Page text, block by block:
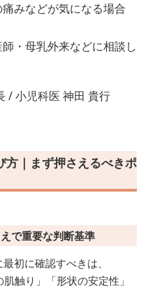
みなどが気になる場合
・母乳外来などに相談し
/ 小児科医 神田 貴行
方｜まず押さえるべきポ
で重要な判断基準
初に確認すべきは、
触り」「形状の安定性」